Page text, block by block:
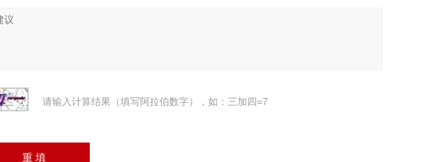
请输入计算结果（填写阿拉伯数字），如：三加四=7